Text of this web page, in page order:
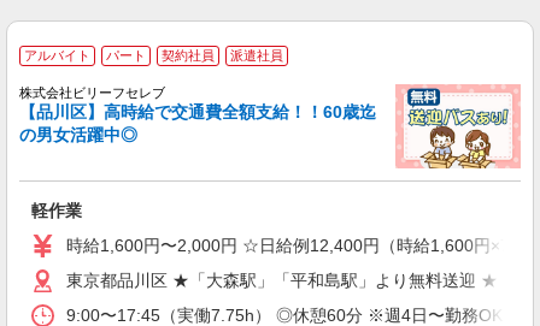
キープ 詳細を見る
SGフィルダー株式会社/W23996-006
時給1750円 ※22:00〜翌5:00の間は深夜手当込
みで時給1，750円になります。
2 航空貨物ターミナルE-3棟（佐川急便 羽田空
港営業所内）
キープ 詳細を見る
アルバイト パート 契約社員 派遣社員
株式会社ビリーフセレブ
【品川区】高時給で交通費全額支給！！60歳迄
の男女活躍中◎
軽作業
時給1,600円〜2,000円 ☆日給例12,400円（時給1,600円
東京都品川区 ★「大森駅」「平和島駅」より無料送迎 ★「平
9:00〜17:45（実働7.75h） ◎休憩60分 ※週4日〜勤務OK・